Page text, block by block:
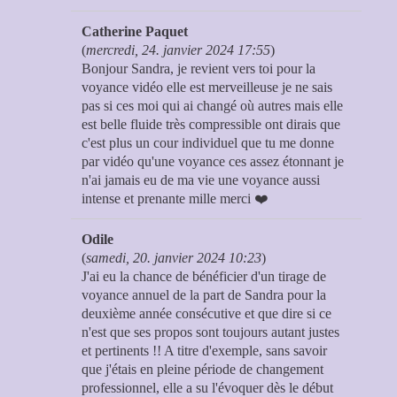
Catherine Paquet
(mercredi, 24. janvier 2024 17:55)
Bonjour Sandra, je revient vers toi pour la
voyance vidéo elle est merveilleuse je ne sais
pas si ces moi qui ai changé où autres mais elle
est belle fluide très compressible ont dirais que
c'est plus un cour individuel que tu me donne
par vidéo qu'une voyance ces assez étonnant je
n'ai jamais eu de ma vie une voyance aussi
intense et prenante mille merci ❤️
Odile
(samedi, 20. janvier 2024 10:23)
J'ai eu la chance de bénéficier d'un tirage de
voyance annuel de la part de Sandra pour la
deuxième année consécutive et que dire si ce
n'est que ses propos sont toujours autant justes
et pertinents !! A titre d'exemple, sans savoir
que j'étais en pleine période de changement
professionnel, elle a su l'évoquer dès le début